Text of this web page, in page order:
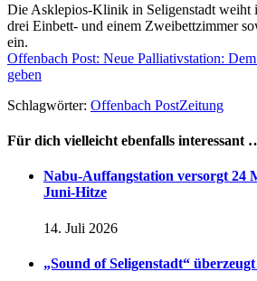
Die Asklepios-Klinik in Seligenstadt weiht
drei Einbett- und einem Zweibettzimmer
ein.
Offenbach Post: Neue Palliativstation:
geben
Schlagwörter: Offenbach PostZeitung
Für dich vielleicht ebenfalls interessant
Nabu-Auffangstation versorgt 24
Juni-Hitze
14. Juli 2026
„Sound of Seligenstadt“